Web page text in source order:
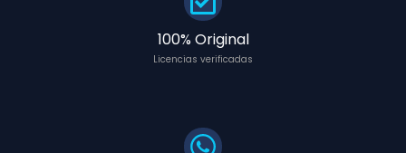
100% Original
Licencias verificadas